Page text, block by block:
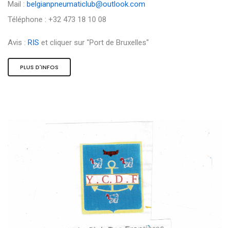
Mail : belgianpneumaticlub@outlook.com
Téléphone : +32 473 18 10 08
Avis : RIS et cliquer sur "Port de Bruxelles"
PLUS D'INFOS